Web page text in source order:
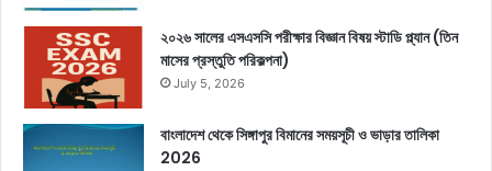
২০২৬ সালের এসএসসি পরীক্ষার বিজ্ঞান বিষয় স্টাডি প্ল্যান (তিন
মাসের প্রস্তুতি পরিকল্পনা)
July 5, 2026
বাংলাদেশ থেকে সিঙ্গাপুর বিমানের সময়সূচী ও ভাড়ার তালিকা
2026